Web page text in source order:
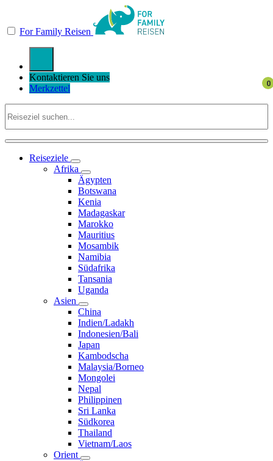
For Family Reisen
Kontaktieren Sie uns
Merkzettel
Reiseziele
Afrika
Ägypten
Botswana
Kenia
Madagaskar
Marokko
Mauritius
Mosambik
Namibia
Südafrika
Tansania
Uganda
Asien
China
Indien/Ladakh
Indonesien/Bali
Japan
Kambodscha
Malaysia/Borneo
Mongolei
Nepal
Philippinen
Sri Lanka
Südkorea
Thailand
Vietnam/Laos
Orient